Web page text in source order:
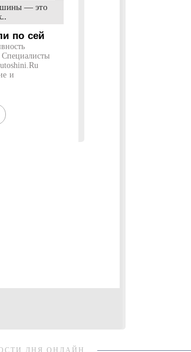
шины — это
по сей
и
ДНЯ ОНЛАЙН